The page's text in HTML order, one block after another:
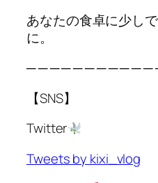
あなたの食卓に少し
に。
─ ─ ─ ─ ─ ─ ─ ─ ─ ─ ─
【SNS】
Twitter
Tweets by kixi_vlog